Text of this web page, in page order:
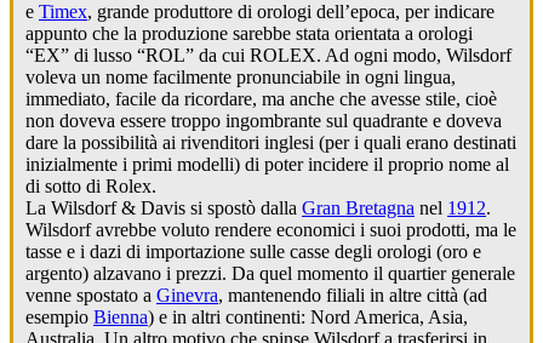
e Timex, grande produttore di orologi dell’epoca, per indicare
appunto che la produzione sarebbe stata orientata a orologi
“EX” di lusso “ROL” da cui ROLEX. Ad ogni modo, Wilsdorf
voleva un nome facilmente pronunciabile in ogni lingua,
immediato, facile da ricordare, ma anche che avesse stile, cioè
non doveva essere troppo ingombrante sul quadrante e doveva
dare la possibilità ai rivenditori inglesi (per i quali erano destinati
inizialmente i primi modelli) di poter incidere il proprio nome al
di sotto di Rolex.
La Wilsdorf & Davis si spostò dalla Gran Bretagna nel 1912.
Wilsdorf avrebbe voluto rendere economici i suoi prodotti, ma le
tasse e i dazi di importazione sulle casse degli orologi (oro e
argento) alzavano i prezzi. Da quel momento il quartier generale
venne spostato a Ginevra, mantenendo filiali in altre città (ad
esempio Bienna) e in altri continenti: Nord America, Asia,